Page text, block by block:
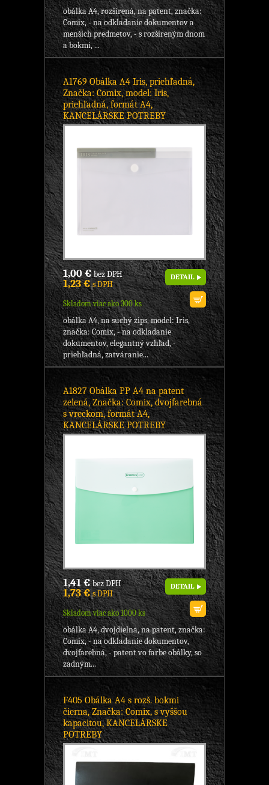
obálka A4, rozšírená, na patent, značka:
Comix, - na odkladanie dokumentov a
menších predmetov, - s rozšíreným dnom
a bokmi, ...
A1769 Obálka A4 Iris, priehľadná,
Značka: Comix, model: Iris,
priehľadná, formát A4,
KANCELÁRSKE POTREBY
1,00 €bez DPH
1,23 €s DPH
Skladom viac ako 300 ks
DETAIL
obálka A4, na suchý zips, model: Iris,
značka: Comix, - na odkladanie
dokumentov, elegantný vzhľad, -
priehľadná, zatváranie...
A1827 Obálka PP A4 na patent
zelená, Značka: Comix, dvojfarebná
s vreckom, formát A4,
KANCELÁRSKE POTREBY
1,41 €bez DPH
1,73 €s DPH
Skladom viac ako 1000 ks
DETAIL
obálka A4, dvojdielna, na patent, značka:
Comix, - na odkladanie dokumentov,
dvojfarebná, - patent vo farbe obálky, so
zadným...
F405 Obálka A4 s rozš. bokmi
čierna, Značka: Comix, s vyššou
kapacitou, KANCELÁRSKE
POTREBY